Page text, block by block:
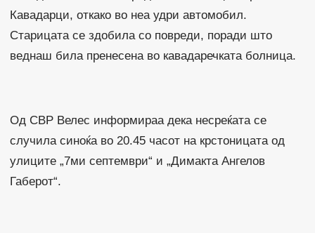
Кавадарци, откако во неа удри автомобил.
Старицата се здобила со повреди, поради што
веднаш била пренесена во кавадаречката болница.
Од СВР Велес информираа дека несреќата се
случила синоќа во 20.45 часот на крстоницата од
улиците „7ми септември“ и „Димакта Ангелов
Габерот“.